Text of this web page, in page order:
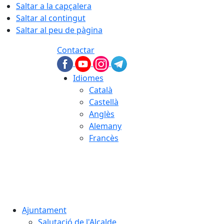
Saltar a la capçalera
Saltar al contingut
Saltar al peu de pàgina
Contactar
Idiomes
Català
Castellà
Anglès
Alemany
Francès
Ajuntament